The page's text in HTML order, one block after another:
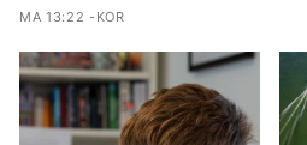
MA 13:22 -KOR